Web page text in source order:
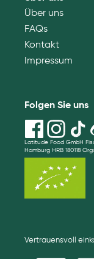
Über uns
FAQs
Kontakt
Impressum
Folgen Sie uns
Latitude Food GmbH
Hamburg HRB 180118
Vertrauensvoll